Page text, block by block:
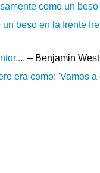
como un
beso en la frente
– Benjamin West
era como: 'Vamos